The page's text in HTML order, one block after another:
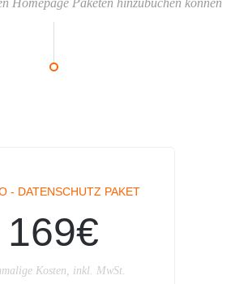
Homepage Paketen hinzubuchen können
- DATENSCHUTZ PAKET
169€
Kosten, inkl. MwSt.